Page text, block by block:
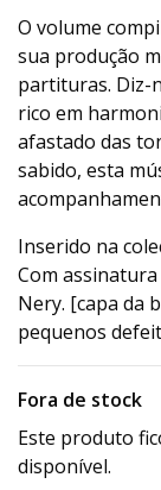
O volume
sua produção
partituras. Diz-
rico em
afastado das
sabido, esta
Inserido na
Com
Nery. [capa da
pequenos
Fora de stock
Este produto
disponível.